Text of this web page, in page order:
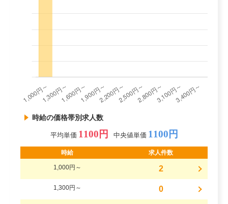
時給の価格帯別求人数
平均単価 1100円 中央値単価 1100円
時給 求人件数
1,000円～ 2
1,300円～ 0